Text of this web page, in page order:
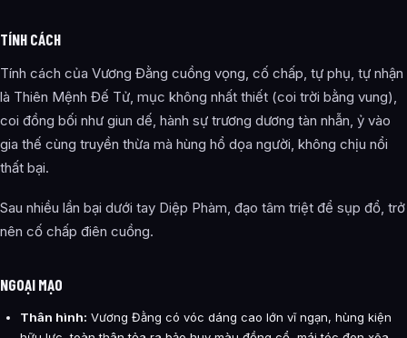
TÍNH CÁCH
Tính cách của Vương Đằng cuồng vọng, cố chấp, tự phụ, tự nhận
là Thiên Mệnh Đế Tử, mục không nhất thiết (coi trời bằng vung),
coi đồng bối như giun dế, hành sự trương dương tàn nhẫn, ỷ vào
gia thế cùng truyền thừa mà hùng hổ dọa người, không chịu nổi
thất bại.
Sau nhiều lần bại dưới tay Diệp Phàm, đạo tâm triệt để sụp đổ, trở
nên cố chấp điên cuồng.
NGOẠI MẠO
Thân hình: Vương Đằng có vóc dáng cao lớn vĩ ngạn, hùng kiện